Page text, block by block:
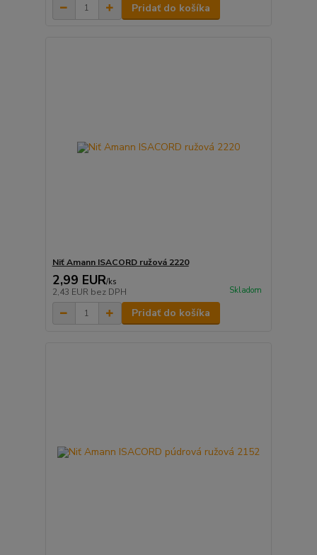
Pridať do košíka
Niť Amann ISACORD ružová 2220
2,99 EUR/ks
2,43 EUR bez DPH Skladom
Pridať do košíka